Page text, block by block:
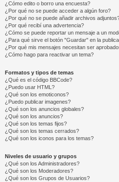
¿Cómo edito o borro una encuesta?
¿Por qué no se puede acceder a algún foro?
¿Por qué no se puede añadir archivos
¿Por qué recibí una advertencia?
¿Cómo se puede reportar un mensaje a un
¿Para qué sirve el botón "Guardar" en la
¿Por qué mis mensajes necesitan ser
¿Cómo hago para reactivar un tema?
Formatos y tipos de temas
¿Qué es el código BBCode?
¿Puedo usar HTML?
¿Qué son los emoticonos?
¿Puedo publicar imagenes?
¿Qué son los anuncios globales?
¿Qué son los anuncios?
¿Qué son los temas fijos?
¿Qué son los temas cerrados?
¿Qué son los iconos para los temas?
Niveles de usuario y grupos
¿Qué son los Administradores?
¿Qué son los Moderadores?
¿Qué son los Grupos de Usuarios?